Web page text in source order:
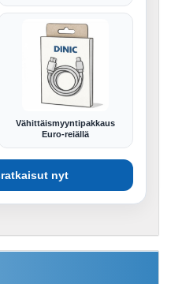
Vähittäismyyntipakkaus
Euro-reiällä
nyt